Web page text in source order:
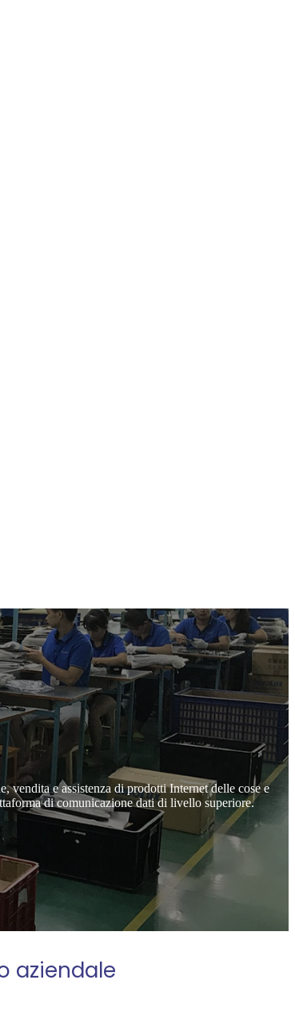
e assistenza di prodotti Internet delle cose e
di comunicazione dati di livello superiore.
aziendale